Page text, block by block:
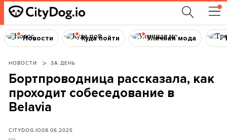
Новости Куда пойти Уличная мода
НОВОСТИ ЗА ДЕНЬ
Бортпроводница рассказала, как
проходит собеседование в
Belavia
CITYDOG.IO08.06.2025